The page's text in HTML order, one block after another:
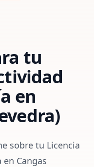
tu
en
sobre tu Licencia
Cangas